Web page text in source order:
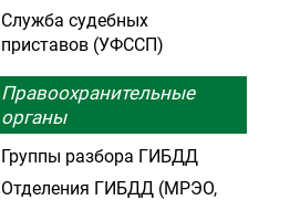
Служба судебных
приставов (УФССП)
Правоохранительные
органы
Группы разбора ГИБДД
Отделения ГИБДД (МРЭО,